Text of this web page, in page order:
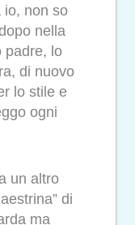
io, non so
nella
padre, lo
di nuovo
lo stile e
ogni
un altro
di
ma